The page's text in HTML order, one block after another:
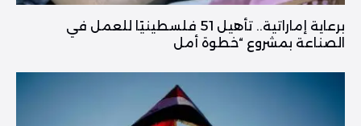
برعاية إماراتية.. تأهيل 51 فلسطينيًا للعمل في
الصناعة بمشروع “خطوة أمل